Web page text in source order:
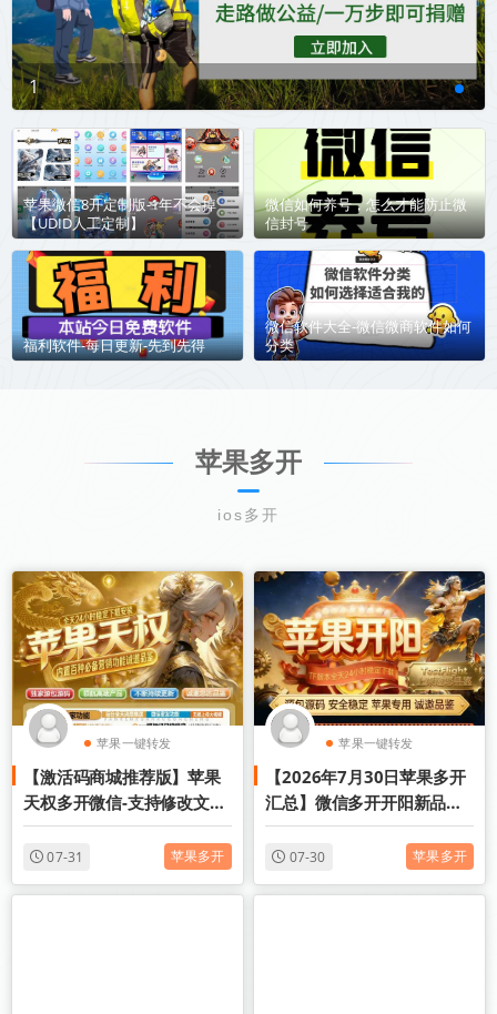
1
苹果微信8开定制版-1年不会掉
【UDID人工定制】
微信如何养号，怎么才能防止微
信封号
福利软件-每日更新-先到先得
微信软件大全-微信微商软件如何
分类
苹果多开
ios多开
苹果一键转发
苹果TF微信多开
【激活码商城推荐版】苹果
天权多开微信-支持修改文字
修改内容
07-31 苹果多开
苹果一键转发
苹果TF微信多开
【2026年7月30日苹果多开
汇总】微信多开开阳新品上
市
07-30 苹果多开